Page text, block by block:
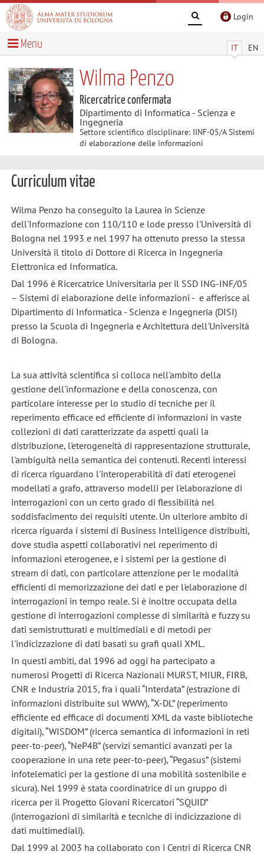
Login
IT EN
Menu
Wilma Penzo
Ricercatrice confermata
Dipartimento di Informatica - Scienza e
Ingegneria
Settore scientifico disciplinare: IINF-05/A Sistemi
di elaborazione delle informazioni
Curriculum vitae
Wilma Penzo ha conseguito la Laurea in Scienze
dell'Informazione con 110/110 e lode presso l'Università di
Bologna nel 1993 e nel 1997 ha ottenuto presso la stessa
Università il titolo di Dottore di Ricerca in Ingegneria
Elettronica ed Informatica.
Dal 1996 è Ricercatrice Universitaria per il SSD ING-INF/05
– Sistemi di elaborazione delle informazioni - e afferisce al
Dipartimento di Informatica - Scienza e Ingegneria (DISI)
presso la Scuola di Ingegneria e Architettura dell'Università
di Bologna.
La sua attività scientifica si colloca nell'ambito della
gestione dell'informazione e della conoscenza, con
particolare interesse per lo studio di tecniche per il
reperimento efficace ed efficiente di informazioni in vaste
collezioni di dati caratterizzate da aspetti quali la
distribuzione, l'eterogeneità di rappresentazione strutturale,
l'ambiguità nella semantica dei contenuti. Recenti interessi
di ricerca riguardano l'interoperabilità di dati eterogenei
modellati a grafo, attraverso modelli per l'elaborazione di
interrogazioni con un certo grado di flessibilità nel
soddisfacimento dei requisiti utente. Un ulteriore ambito di
ricerca riguarda i sistemi di Business Intelligence distribuiti,
dove studia aspetti collaborativi nel reperimento di
informazioni eterogenee, e i sistemi per la gestione di
stream di dati, con particolare attenzione per le modalità
efficienti di memorizzazione dei dati e per l'elaborazione di
interrogazioni in tempo reale. Si è inoltre occupata della
gestione di interrogazioni complesse di similarità e fuzzy su
dati semistrutturati e multimediali e di metodi per
l'indicizzazione di dati basati su grafi quali XML.
In questi ambiti, dal 1996 ad oggi ha partecipato a
numerosi Progetti di Ricerca Nazionali MURST, MIUR, FIRB,
CNR e Industria 2015, fra i quali “Interdata” (estrazione di
informazioni distribuite sul WWW), “X-DL” (reperimento
efficiente ed efficace di documenti XML da vaste biblioteche
digitali), “WISDOM” (ricerca semantica di informazioni in reti
peer-to-peer), “NeP4B” (servizi semantici avanzati per la
cooperazione in una rete peer-to-peer), “Pegasus” (sistemi
infotelematici per la gestione di una mobilità sostenibile e
sicura). Nel 1999 è stata coordinatrice di un gruppo di
ricerca per il Progetto Giovani Ricercatori “SQUID”
(interrogazioni di similarità e tecniche di indicizzazione di
dati multimediali).
Dal 1999 al 2003 ha collaborato con i Centri di Ricerca CNR